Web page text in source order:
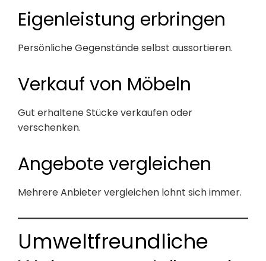
Eigenleistung erbringen
Persönliche Gegenstände selbst aussortieren.
Verkauf von Möbeln
Gut erhaltene Stücke verkaufen oder
verschenken.
Angebote vergleichen
Mehrere Anbieter vergleichen lohnt sich immer.
Umweltfreundliche